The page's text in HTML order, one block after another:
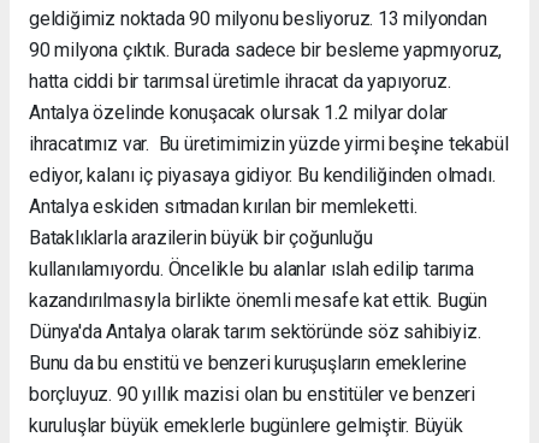
geldiğimiz noktada 90 milyonu besliyoruz. 13 milyondan
90 milyona çıktık. Burada sadece bir besleme yapmıyoruz,
hatta ciddi bir tarımsal üretimle ihracat da yapıyoruz.
Antalya özelinde konuşacak olursak 1.2 milyar dolar
ihracatımız var. Bu üretimimizin yüzde yirmi beşine tekabül
ediyor, kalanı iç piyasaya gidiyor. Bu kendiliğinden olmadı.
Antalya eskiden sıtmadan kırılan bir memleketti.
Bataklıklarla arazilerin büyük bir çoğunluğu
kullanılamıyordu. Öncelikle bu alanlar ıslah edilip tarıma
kazandırılmasıyla birlikte önemli mesafe kat ettik. Bugün
Dünya'da Antalya olarak tarım sektöründe söz sahibiyiz.
Bunu da bu enstitü ve benzeri kuruşuşların emeklerine
borçluyuz. 90 yıllık mazisi olan bu enstitüler ve benzeri
kuruluşlar büyük emeklerle bugünlere gelmiştir. Büyük